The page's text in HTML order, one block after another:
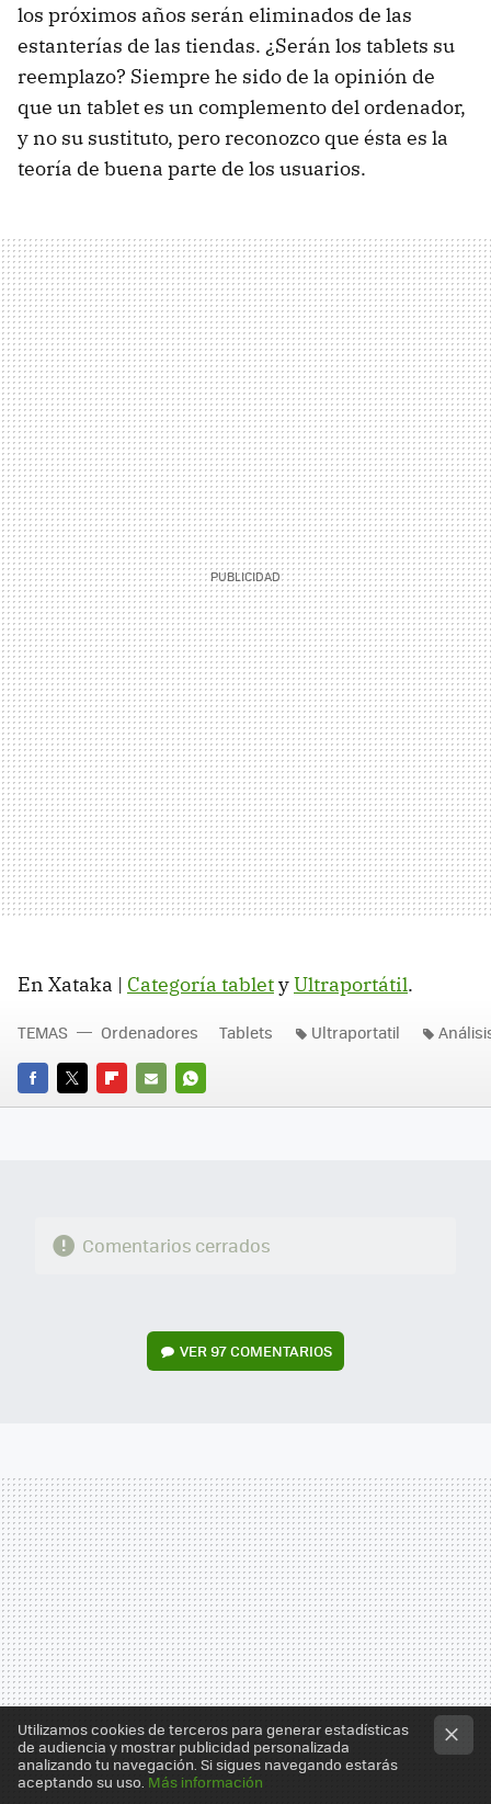
los próximos años serán eliminados de las
estanterías de las tiendas. ¿Serán los tablets su
reemplazo? Siempre he sido de la opinión de
que un tablet es un complemento del ordenador,
y no su sustituto, pero reconozco que ésta es la
teoría de buena parte de los usuarios.
En Xataka | Categoría tabletyUltraportátil.
FACEBOOK
TWITTERFLIPBOARD
E-
WHATSAPP
TEMAS Ordenadores Tablets Ultraportatil
Comentarios cerrados
VER97 COMENTARIOS
Utilizamos cookies de terceros para generar estadísticas
de audiencia y mostrar publicidad personalizada
analizando tu navegación. Si sigues navegando estarás
aceptando su uso. Más información